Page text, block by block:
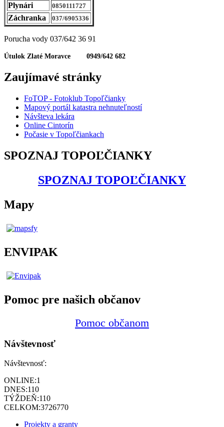
Plynári 0850111727
Záchranka 037/6905336
Porucha vody 037/642 36 91
Útulok Zlaté Moravce 0949/642 682
Zaujímavé stránky
FoTOP - Fotoklub Topoľčianky
Mapový portál katastra nehnuteľností
Návšteva lekára
Online Cintorín
Počasie v Topoľčiankach
SPOZNAJ TOPOĽČIANKY
SPOZNAJ TOPOĽČIANKY
Mapy
ENVIPAK
Pomoc pre našich občanov
Pomoc občanom
Návštevnosť
Návštevnosť:
ONLINE:1
DNES:110
TÝŽDEŇ:110
CELKOM:3726770
Projekty a granty